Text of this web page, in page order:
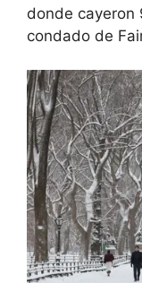
donde cayeron
condado de